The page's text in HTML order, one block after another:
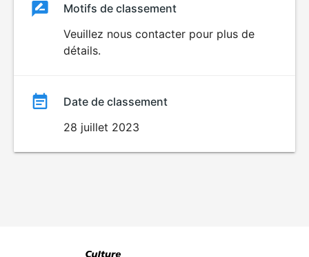
ClassementClassement
DÉCONSEILLÉ
Motifs de classement
Veuillez nous contacter pour plus de
détails.
Date de classement
28 juillet 2023